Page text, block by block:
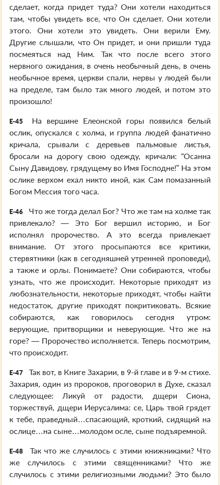
сделает, когда придет туда? Они хотели находиться
там, чтобы увидеть все, что Он сделает. Они хотели
этого. Они хотели это увидеть. Они верили Ему.
Другие слышали, что Он придет, и они пришли туда
посмеяться над Ним. Так что после всего этого
нервного ожидания, в очень необычный день, в очень
необычное время, церкви спали, нервы у людей были
на пределе, там было так много людей, и потом это
произошло!
E-45
На вершине Елеонской горы появился белый
ослик, опускался с холма, и группа людей фанатично
кричала, срывали с деревьев пальмовые листья,
бросали на дорогу свою одежду, кричали: “Осанна
Сыну Давидову, грядущему во Имя Господне!” На этом
ослике верхом ехал никто иной, как Сам помазанный
Богом Мессия того часа.
E-46
Что же тогда делал Бог? Что же там на холме так
привлекало? — Это Бог вершил историю, и Бог
исполнял пророчество. А это всегда привлекает
внимание. От этого просыпаются все критики,
стервятники (как в сегодняшней утренней проповеди),
а также и орлы. Понимаете? Они собираются, чтобы
узнать, что же происходит. Некоторые приходят из
любознательности, некоторые приходят, чтобы найти
недостаток, другие приходят покритиковать. Всякие
собираются, как говорилось сегодня утром:
верующие, притворщики и неверующие. Что же на
горе? — Пророчество исполняется. Теперь посмотрим,
что происходит.
E-47
Так вот, в Книге Захарии, в 9-й главе и в 9-м стихе.
Захария, один из пророков, проговорил в Духе, сказал
следующее: Ликуй от радости, дщери Сиона,
торжествуй, дщери Иерусалима: се, Царь твой грядет
к тебе, праведный…спасающий, кроткий, сидящий на
ослице…на сыне…молодом осле, сыне подъяремной.
E-48
Так что же случилось с этими книжниками? Что
же случилось с этими священниками? Что же
случилось с этими религиозными людьми? Это было